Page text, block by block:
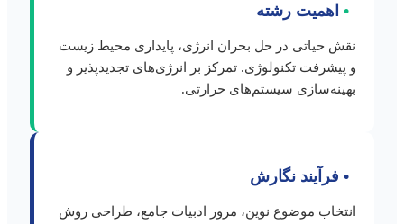
• اهمیت رشته
نقش حیاتی در حل بحران انرژی، پایداری محیط زیست
و پیشرفت تکنولوژی. تمرکز بر انرژی‌های تجدیدپذیر و
بهینه‌سازی سیستم‌های حرارتی.
• فرآیند نگارش
انتخاب موضوع نوین، مرور ادبیات جامع، طراحی روش